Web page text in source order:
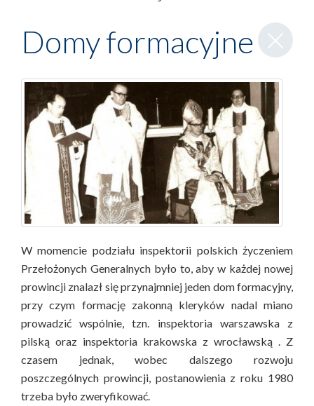
Zamknij
wpis
Domy formacyjne
W momencie podziału inspektorii polskich życzeniem
Przełożonych Generalnych było to, aby w każdej nowej
prowincji znalazł się przynajmniej jeden dom formacyjny,
przy czym formację zakonną kleryków nadal miano
prowadzić wspólnie, tzn. inspektoria warszawska z
pilską oraz inspektoria krakowska z wrocławską . Z
czasem jednak, wobec dalszego rozwoju
poszczególnych prowincji, postanowienia z roku 1980
trzeba było zweryfikować.